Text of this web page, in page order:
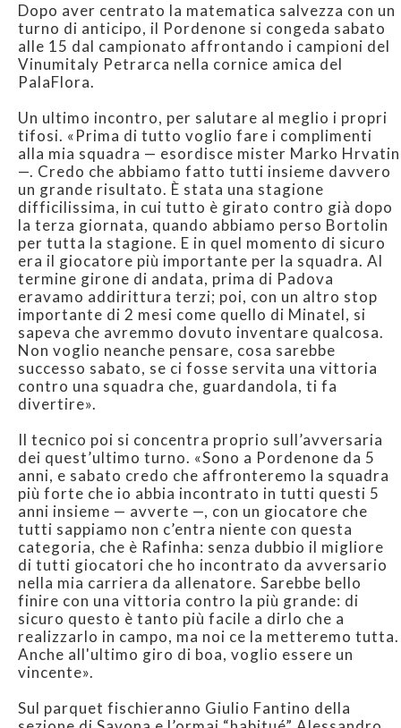
Dopo aver centrato la matematica salvezza con un
turno di anticipo, il Pordenone si congeda sabato
alle 15 dal campionato affrontando i campioni del
Vinumitaly Petrarca nella cornice amica del
PalaFlora.
Un ultimo incontro, per salutare al meglio i propri
tifosi. «Prima di tutto voglio fare i complimenti
alla mia squadra — esordisce mister Marko Hrvatin
—. Credo che abbiamo fatto tutti insieme davvero
un grande risultato. È stata una stagione
difficilissima, in cui tutto è girato contro già dopo
la terza giornata, quando abbiamo perso Bortolin
per tutta la stagione. E in quel momento di sicuro
era il giocatore più importante per la squadra. Al
termine girone di andata, prima di Padova
eravamo addirittura terzi; poi, con un altro stop
importante di 2 mesi come quello di Minatel, si
sapeva che avremmo dovuto inventare qualcosa.
Non voglio neanche pensare, cosa sarebbe
successo sabato, se ci fosse servita una vittoria
contro una squadra che, guardandola, ti fa
divertire».
Il tecnico poi si concentra proprio sull’avversaria
dei quest’ultimo turno. «Sono a Pordenone da 5
anni, e sabato credo che affronteremo la squadra
più forte che io abbia incontrato in tutti questi 5
anni insieme — avverte —, con un giocatore che
tutti sappiamo non c’entra niente con questa
categoria, che è Rafinha: senza dubbio il migliore
di tutti giocatori che ho incontrato da avversario
nella mia carriera da allenatore. Sarebbe bello
finire con una vittoria contro la più grande: di
sicuro questo è tanto più facile a dirlo che a
realizzarlo in campo, ma noi ce la metteremo tutta.
Anche all'ultimo giro di boa, voglio essere un
vincente».
Sul parquet fischieranno Giulio Fantino della